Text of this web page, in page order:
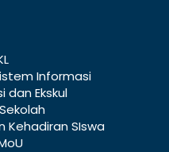
Informasi
dan Ekskul
Kehadiran SIswa